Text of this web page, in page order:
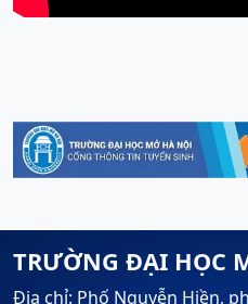
TRƯỜNG ĐẠI HỌC
Địa chỉ: Phố Nguyễn Hiền,